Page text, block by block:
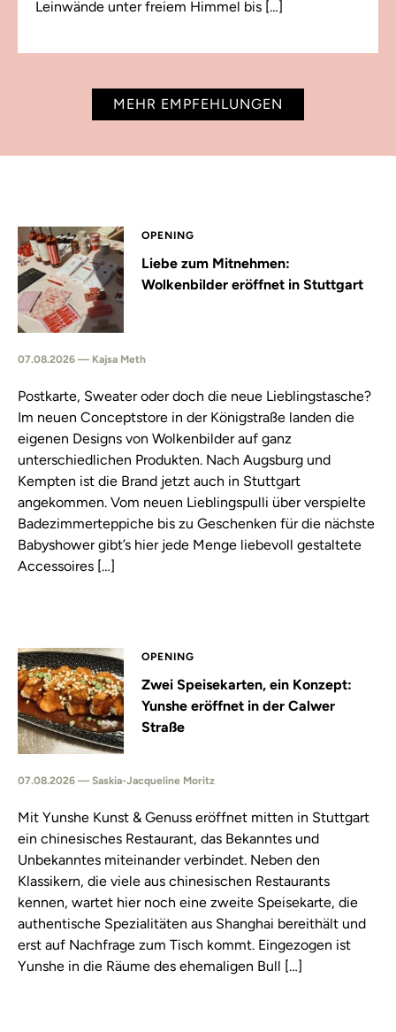
Leinwände unter freiem Himmel bis […]
MEHR EMPFEHLUNGEN
OPENING
Liebe zum Mitnehmen:
Wolkenbilder eröffnet in Stuttgart
07.08.2026 — Kajsa Meth
Postkarte, Sweater oder doch die neue Lieblingstasche?
Im neuen Conceptstore in der Königstraße landen die
eigenen Designs von Wolkenbilder auf ganz
unterschiedlichen Produkten. Nach Augsburg und
Kempten ist die Brand jetzt auch in Stuttgart
angekommen. Vom neuen Lieblingspulli über verspielte
Badezimmerteppiche bis zu Geschenken für die nächste
Babyshower gibt’s hier jede Menge liebevoll gestaltete
Accessoires […]
OPENING
Zwei Speisekarten, ein Konzept:
Yunshe eröffnet in der Calwer
Straße
07.08.2026 — Saskia-Jacqueline Moritz
Mit Yunshe Kunst & Genuss eröffnet mitten in Stuttgart
ein chinesisches Restaurant, das Bekanntes und
Unbekanntes miteinander verbindet. Neben den
Klassikern, die viele aus chinesischen Restaurants
kennen, wartet hier noch eine zweite Speisekarte, die
authentische Spezialitäten aus Shanghai bereithält und
erst auf Nachfrage zum Tisch kommt. Eingezogen ist
Yunshe in die Räume des ehemaligen Bull […]